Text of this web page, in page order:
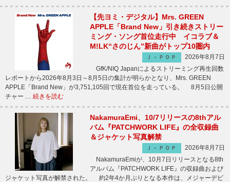
【先ヨミ・デジタル】Mrs. GREEN
APPLE「Brand New」引き続きストリー
ミング・ソング首位走行中 イコラブ＆
M!LK“さのじん”新曲がトップ10圏内
Ｊ－ＰＯＰ
2026年8月7日
GfK/NIQ Japanによるストリーミング再生回数
レポートから2026年8月3日～8月5日の集計が明らかとなり、Mrs. GREEN
APPLE「Brand New」が3,751,105回で現在首位を走っている。 8月5日公開
チャー … 続きを読む
NakamuraEmi、10/7リリースの8thアル
バム『PATCHWORK LIFE』の全収録曲
＆ジャケット写真解禁
Ｊ－ＰＯＰ
2026年8月7日
NakamuraEmiが、10月7日リリースとなる8th
アルバム『PATCHWORK LIFE』の収録曲および
ジャケット写真が解禁された。 約2年4か月ぶりとなる本作は、メジャーデビ